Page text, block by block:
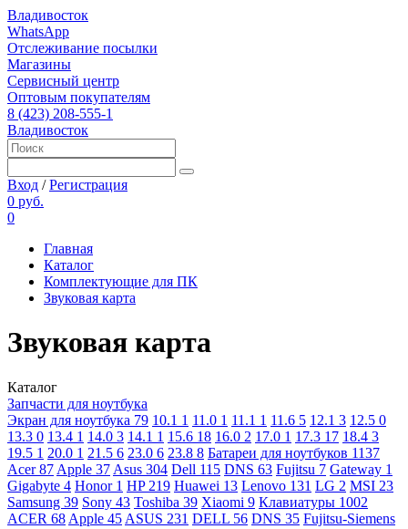
Владивосток
WhatsApp
Отслеживание посылки
Магазины
Сервисный центр
Оптовым покупателям
8 (423) 208-555-1
Владивосток
Вход /Регистрация
0 руб.
0
Главная
Каталог
Комплектующие для ПК
Звуковая карта
Звуковая карта
Каталог
Запчасти для ноутбука
Экран для ноутбука 79 10.1 1 11.0 1 11.1 1 11.6 5 12.1 3 12.5 0
13.3 0 13.4 1 14.0 3 14.1 1 15.6 18 16.0 2 17.0 1 17.3 17 18.4 3
19.5 1 20.0 1 21.5 6 23.0 6 23.8 8 Батареи для ноутбуков 1137
Acer87 Apple 37 Asus 304 Dell 115 DNS 63 Fujitsu 7 Gateway 1
Gigabyte 4 Honor 1 HP 219 Huawei 13 Lenovo 131 LG 2 MSI 23
Samsung 39 Sony 43 Toshiba 39 Xiaomi 9 Клавиатуры 1002
ACER 68 Apple 45 ASUS 231 DELL 56 DNS 35 Fujitsu-Siemens